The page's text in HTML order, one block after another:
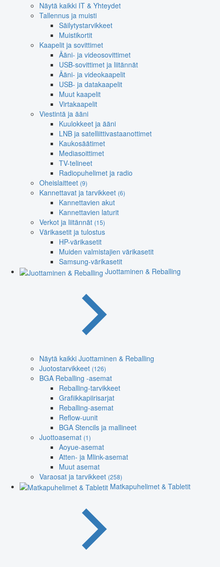
Näytä kaikki IT & Yhteydet
Tallennus ja muisti
Säilytystarvikkeet
Muistikortit
Kaapelit ja sovittimet
Ääni- ja videosovittimet
USB-sovittimet ja liitännät
Ääni- ja videokaapelit
USB- ja datakaapelit
Muut kaapelit
Virtakaapelit
Viestintä ja ääni
Kuulokkeet ja ääni
LNB ja satelliittivastaanottimet
Kaukosäätimet
Mediasoittimet
TV-telineet
Radiopuhelimet ja radio
Oheislaitteet (9)
Kannettavat ja tarvikkeet (6)
Kannettavien akut
Kannettavien laturit
Verkot ja liitännät (15)
Värikasetit ja tulostus
HP-värikasetit
Muiden valmistajien värikasetit
Samsung-värikasetit
Juottaminen & Reballing
Näytä kaikki Juottaminen & Reballing
Juotostarvikkeet (126)
BGA Reballing -asemat
Reballing-tarvikkeet
Grafiikkapiirisarjat
Reballing-asemat
Reflow-uunit
BGA Stencils ja mallineet
Juottoasemat (1)
Aoyue-asemat
Atten- ja Mlink-asemat
Muut asemat
Varaosat ja tarvikkeet (258)
Matkapuhelimet & Tabletit